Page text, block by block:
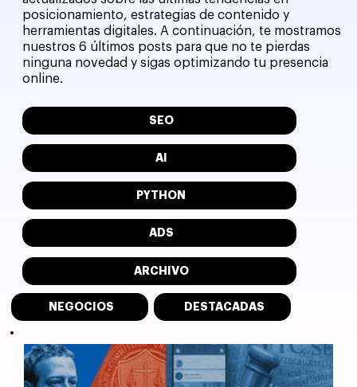
posicionamiento, estrategias de contenido y
herramientas digitales. A continuación, te mostramos
nuestros 6 últimos posts para que no te pierdas
ninguna novedad y sigas optimizando tu presencia
online.
SEO
AI
PYTHON
ADS
ARCHIVO
NEGOCIOS DESTACADAS